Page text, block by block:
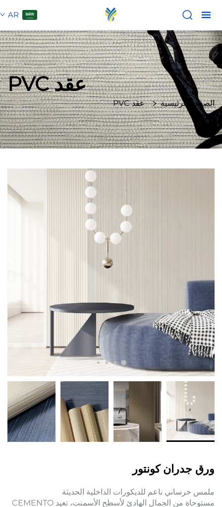
AR
عقد PVC
الصفحة الرئيسية عقد PVC
ورق جدران كونتور
ملمس خرساني ناعم للديكورات الداخلية الحديثة
مستوحاة من الجمال الهادئ لأسطح الأسمنت، تعيد CEMENTO